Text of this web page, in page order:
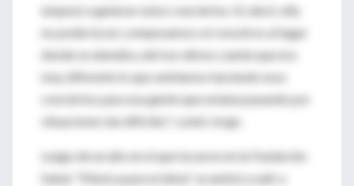
empezó a generar estos conciertos. Es decir, ella
no podía tocar y empezamos a ir nosotros al lugar
donde se atendía y ahí nos dimos cuenta que era
muy diferente lo que sentíamos haciendo esos
conciertos para esa gente que estaba pasando por
situaciones tan difíciles", contó Jorge.
Luego de un año en el que tocaron en la Fundación
Salud, "Música para el alma" se animó a salir a